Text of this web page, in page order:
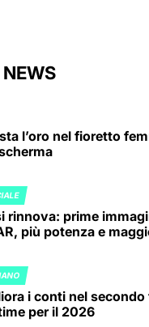
NEWS
l’oro nel fioretto
rinnova: prime
più potenza e
i conti nel secondo
per il 2026